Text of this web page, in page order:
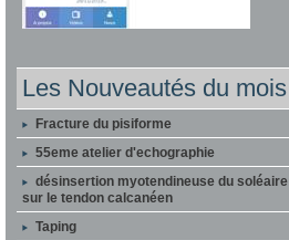
Les Nouveautés du mois
Fracture du pisiforme
55eme atelier d'echographie
désinsertion myotendineuse du soléaire
sur le tendon calcanéen
Taping